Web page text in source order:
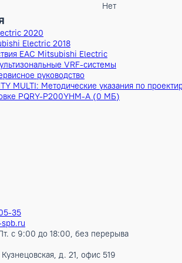
0.72447 м³
2020
Electric 2018
EAC Mitsubishi Electric
VRF-системы
руководство
MULTI: Методические указания по
PQRY-P200YHM-A (0 МБ)